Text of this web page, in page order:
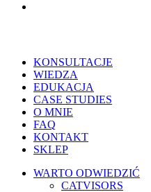
Close
Menu
KONSULTACJE
WIEDZA
EDUKACJA
CASE STUDIES
O MNIE
FAQ
KONTAKT
SKLEP
WARTO ODWIEDZIĆ
CATVISORS